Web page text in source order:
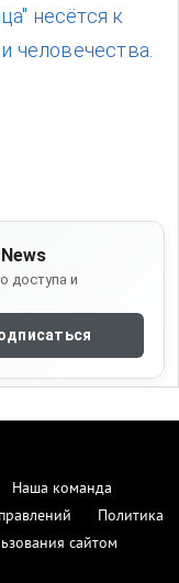
несётся к
человечества.
доступа и
Наша команда
Политика
сайтом